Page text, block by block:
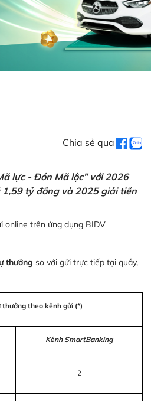
Chia sẻ qua
lực - Đón Mã lộc” với 2026
tỷ đồng và 2025 giải tiền
online trên ứng dụng BIDV
thưởng so với gửi trực tiếp tại quầy,
thưởng theo kênh gửi (*)
Kênh SmartBanking
2